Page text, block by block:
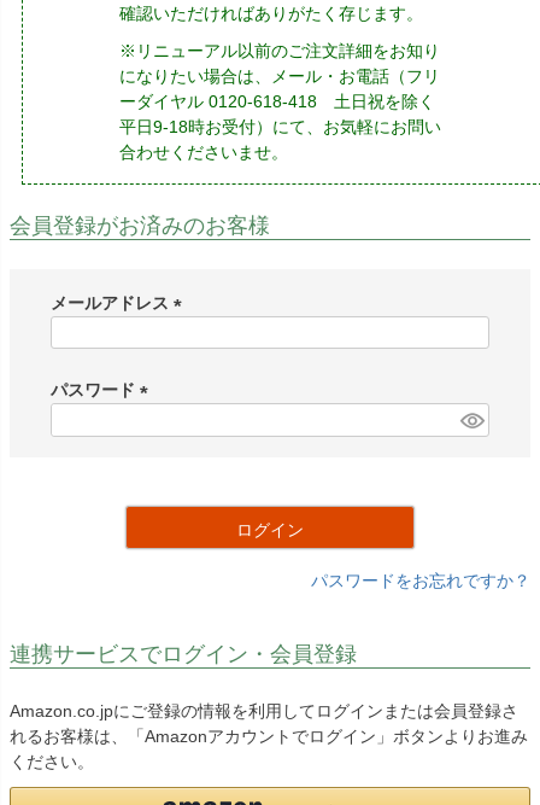
確認いただければありがたく存じます。
※リニューアル以前のご注文詳細をお知り
になりたい場合は、メール・お電話（フリ
ーダイヤル 0120-618-418 土日祝を除く
平日9-18時お受付）にて、お気軽にお問い
合わせくださいませ。
会員登録がお済みのお客様
メールアドレス
)
パスワード
ログイン
パスワードをお忘れですか？
連携サービスでログイン・会員登録
Amazon.co.jpにご登録の情報を利用してログインまたは会員登録さ
れるお客様は、「Amazonアカウントでログイン」ボタンよりお進み
ください。